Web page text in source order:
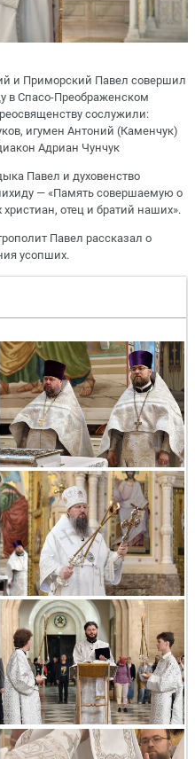
и Приморский Павел совершил
в Спасо-Преображенском
сослужили:
игумен Антоний (Каменчук)
Адриан Чунчук
Павел и духовенство
— «Память совершаемую о
отец и братий наших».
Павел рассказал о
усопших.